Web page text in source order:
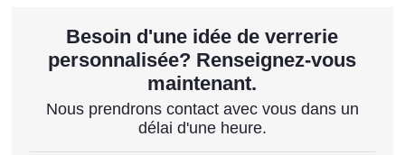
Besoin d'une idée de verrerie
personnalisée? Renseignez-vous
maintenant.
Nous prendrons contact avec vous dans un
délai d'une heure.